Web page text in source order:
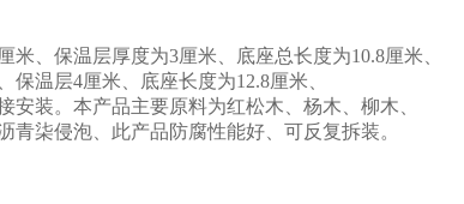
、保温层厚度为3厘米、底座总长度为10.8厘米、
温层4厘米、底座长度为12.8厘米、
装。本产品主要原料为红松木、杨木、柳木、
柒侵泡、此产品防腐性能好、可反复拆装。